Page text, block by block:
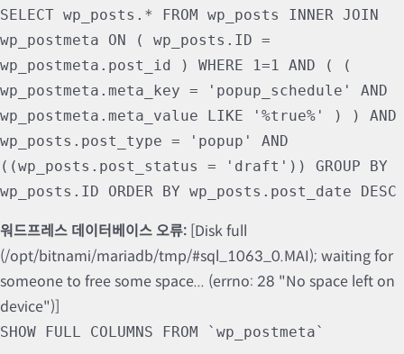
SELECT wp_posts.* FROM wp_posts INNER JOIN
wp_postmeta ON ( wp_posts.ID =
wp_postmeta.post_id ) WHERE 1=1 AND ( (
wp_postmeta.meta_key = 'popup_schedule' AND
wp_postmeta.meta_value LIKE '%true%' ) ) AND
wp_posts.post_type = 'popup' AND
((wp_posts.post_status = 'draft')) GROUP BY
wp_posts.ID ORDER BY wp_posts.post_date DESC
워드프레스 데이터베이스 오류: [Disk full
(/opt/bitnami/mariadb/tmp/#sql_1063_0.MAI); waiting for
someone to free some space... (errno: 28 "No space left on
device")]
SHOW FULL COLUMNS FROM `wp_postmeta`